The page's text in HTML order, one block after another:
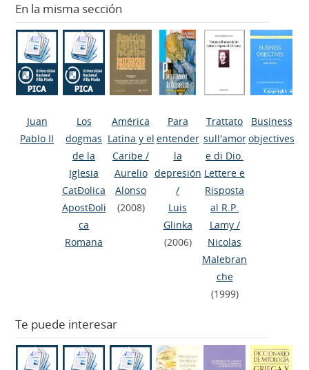
En la misma sección
Juan
Pablo II
Los
dogmas
de la
Iglesia
CatÐolica
ApostÐoli
ca
Romana
América
Latina y el
Caribe /
Aurelio
Alonso
(2008)
Para
entender
la
depresión
/
Luis
Glinka
(2006)
Trattato
sull'amor
e di Dio.
Lettere e
Risposta
al R.P.
Lamy/
Nicolas
Malebran
che
(1999)
Business
objectives
Te puede interesar